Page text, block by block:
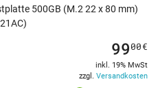
500GB (M.2 22 x 80 mm)
9900€
inkl. 19% MwSt
zzgl. Versandkosten